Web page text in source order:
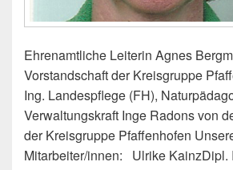
Ehrenamtliche Leiterin Agnes
Vorstandschaft der Kreisgruppe
Ing. Landespflege (FH),
Verwaltungskraft Inge Radons von
der Kreisgruppe Pfaffenhofen
Mitarbeiter/innen: Ulrike KainzDipl.